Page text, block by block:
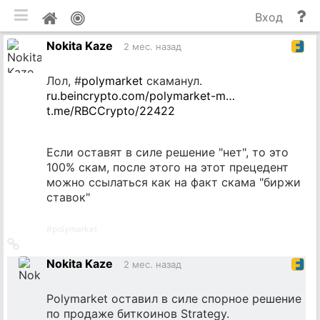
Мой
профиль
и
Вход
Nokita Kaze
2 мес. назад
Лол, #polymarket скаманул.
ru.beincrypto.com/polymarket-m…
t.me/RBCCrypto/22422
Если оставят в силе решение "нет", то это
100% скам, после этого на этот прецедент
можно ссылаться как на факт скама "биржи
ставок"
на
источникNokita Kaze 2 мес. назад
Polymarket оставил в силе спорное решение
по продаже биткоинов Strategy.
мобильная версия